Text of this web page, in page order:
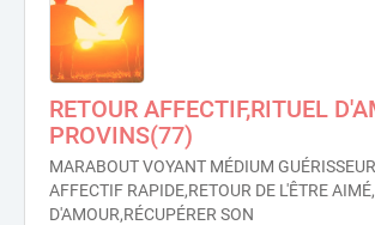
RETOUR AFFECTIF,RITUEL
PROVINS(77)
MARABOUT VOYANT MÉDIUM
AFFECTIF RAPIDE,RETOUR DE L'ÊTRE
D'AMOUR,RÉCUPÉRER SON